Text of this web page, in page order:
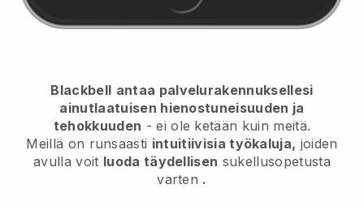
Blackbell antaa palvelurakennuksellesi
ainutlaatuisen hienostuneisuuden ja
tehokkuuden - ei ole ketään kuin meitä.
Meillä on runsaasti intuitiivisia työkaluja, joiden
avulla voit luoda täydellisen sukellusopetusta
varten .